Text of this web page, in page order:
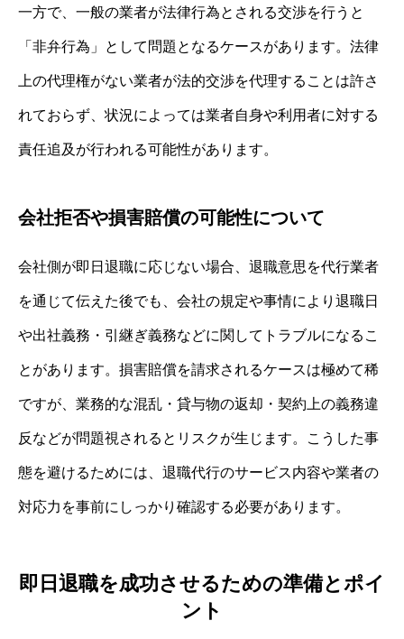
一方で、一般の業者が法律行為とされる交渉を行うと
「非弁行為」として問題となるケースがあります。法律
上の代理権がない業者が法的交渉を代理することは許さ
れておらず、状況によっては業者自身や利用者に対する
責任追及が行われる可能性があります。
会社拒否や損害賠償の可能性について
会社側が即日退職に応じない場合、退職意思を代行業者
を通じて伝えた後でも、会社の規定や事情により退職日
や出社義務・引継ぎ義務などに関してトラブルになるこ
とがあります。損害賠償を請求されるケースは極めて稀
ですが、業務的な混乱・貸与物の返却・契約上の義務違
反などが問題視されるとリスクが生じます。こうした事
態を避けるためには、退職代行のサービス内容や業者の
対応力を事前にしっかり確認する必要があります。
即日退職を成功させるための準備とポイ
ント